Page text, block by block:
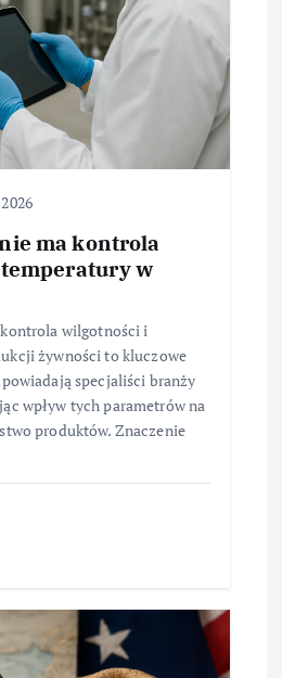
ma kontrola
w
wilgotności i
żywności to kluczowe
specjaliści branży
wpływ tych parametrów na
produktów. Znaczenie